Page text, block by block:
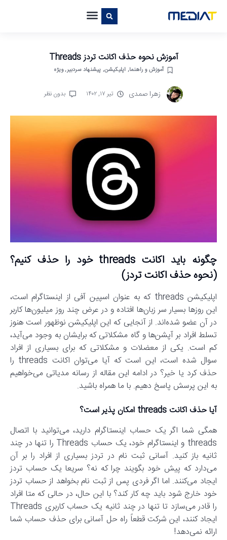
آموزش نحوه حذف اکانت تردز Threads
آموزش و راهنما, اپلیکیشن‌, پیشنهاد سردبیر,ویژه
زهرا صمدی تیر ۱۷, ۱۴۰۲ بدون نظر
چگونه باید اکانت threads خود را حذف کنیم؟
(نحوه حذف اکانت تردز)
اپلیکیشن threads که به عنوان اسپین آفی از اینستاگرام است،
این روزها بسیار سر زبان‌ها افتاده و در عرض چند روز میلیون‌ها کاربر
در آن عضو شده‌اند. از آنجایی که این اپلیکیشن نوظهور است هنوز
تسلط افراد بر آپشن‌ها و گاه مشکلاتی که برایشان به وجود می‌آید،
کم است. یکی از معضلات و مشکلاتی که برای بسیاری از افراد
سوال شده است، این است که آیا می‌توان اکانت threads را
حذف کرد یا خیر؟ در ادامه این مقاله از رسانه مدیاتی می‌خواهیم
به این پرسش پاسخ دهیم. با ما همراه باشید.
آیا حذف اکانت threads امکان پذیر است؟
همگی شما اگر یک حساب اینستاگرام دارید، می‌توانید با اتصال
threads و اینستاگرام خود، یک حساب Threads را تنها در چند
ثانیه باز کنید. آسانی ثبت نام در تردز بسیاری از افراد را بر آن
می‌دارد که پیش خود بگویند چرا که نه؟ سریعا یک حساب تردز
ایجاد می‌کنند. اما اگر فردی پس از ثبت نام بخواهد از حساب تردز
خود خارج شود باید چه کار کند؟ با این حال، در حالی که متا افراد
را قادر می‌سازد تا تنها در چند ثانیه یک حساب کاربری Threads
ایجاد کنند، این شرکت قطعاً راه حل آسانی برای حذف حساب شما
ارائه نمی‌دهد!